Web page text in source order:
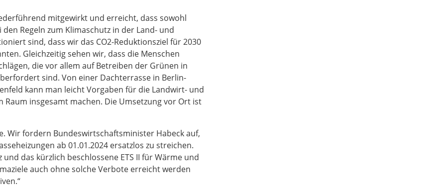
mitgewirkt und erreicht, dass sowohl
Regeln zum Klimaschutz in der Land- und
sind, dass wir das CO2-Reduktionsziel für 2030
Gleichzeitig sehen wir, dass die Menschen
die vor allem auf Betreiben der Grünen in
sind. Von einer Dachterrasse in Berlin-
kann man leicht Vorgaben für die Landwirt- und
insgesamt machen. Die Umsetzung vor Ort ist
fordern Bundeswirtschaftsminister Habeck auf,
ab 01.01.2024 ersatzlos zu streichen.
das kürzlich beschlossene ETS II für Wärme und
auch ohne solche Verbote erreicht werden